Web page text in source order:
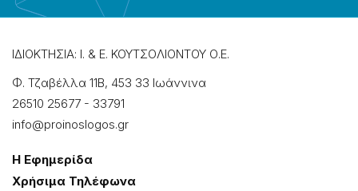
ΙΔΙΟΚΤΗΣΙΑ: Ι. & Ε. ΚΟΥΤΣΟΛΙΟΝΤΟΥ Ο.Ε.
Φ. Τζαβέλλα 11Β, 453 33 Ιωάννɩνα
26510 25677 - 33791
info@proinoslogos.gr
Η Εφημερίδα
Χρήσɩμα Τηλέφωνα